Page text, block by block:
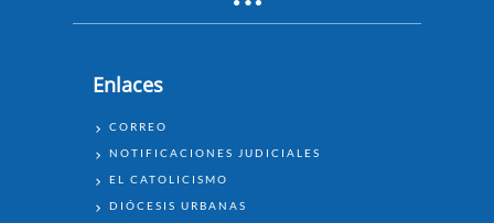
Enlaces
ENLACES
CORREO
NOTIFICACIONES JUDICIALES
EL CATOLICISMO
DIÓCESIS URBANAS